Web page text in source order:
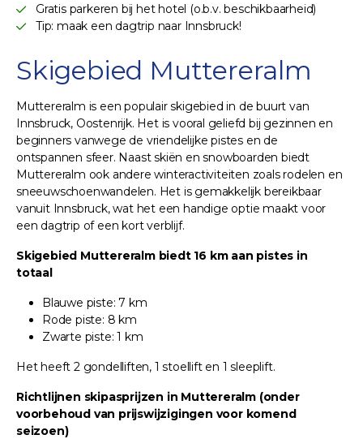
Gratis parkeren bij het hotel (o.b.v. beschikbaarheid)
Tip: maak een dagtrip naar Innsbruck!
Skigebied Muttereralm
Muttereralm is een populair skigebied in de buurt van
Innsbruck, Oostenrijk. Het is vooral geliefd bij gezinnen en
beginners vanwege de vriendelijke pistes en de
ontspannen sfeer. Naast skiën en snowboarden biedt
Muttereralm ook andere winteractiviteiten zoals rodelen en
sneeuwschoenwandelen. Het is gemakkelijk bereikbaar
vanuit Innsbruck, wat het een handige optie maakt voor
een dagtrip of een kort verblijf.
Skigebied Muttereralm biedt 16 km aan pistes in
totaal
Blauwe piste: 7 km
Rode piste: 8 km
Zwarte piste: 1 km
Het heeft 2 gondelliften, 1 stoellift en 1 sleeplift.
Richtlijnen skipasprijzen in Muttereralm (onder
voorbehoud van prijswijzigingen voor komend
seizoen)